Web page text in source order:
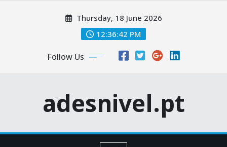
Thursday, 18 June 2026
12:36:43 PM
Follow Us
adesnivel.pt